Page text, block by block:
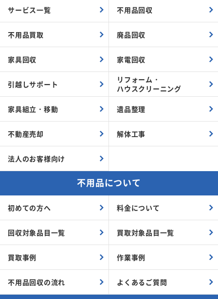
サービス一覧 不用品回収
不用品買取 廃品回収
家具回収 家電回収
引越しサポート
リフォーム・
ハウスクリーニング
家具組立・ 移動 遺品整理
不動産売却 解体工事
法人のお客様向け
不用品について
初めての方へ 料金について
回収対象品目一覧 買取対象品目一覧
買取事例 作業事例
不用品回収の流れ よくあるご質問